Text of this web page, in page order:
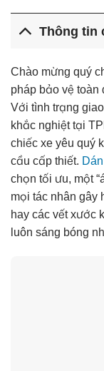
Thông tin
Chào mừng quý
pháp bảo vệ toàn
Với tình trạng
khắc nghiệt tại
chiếc xe yêu quý
cầu cấp thiết.
chọn tối ưu, một
mọi tác nhân gây
hay các vết xước
luôn sáng bóng